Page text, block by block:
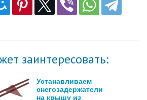
заинтересовать:
Устанавливаем
снегозадержатели
на крышу из